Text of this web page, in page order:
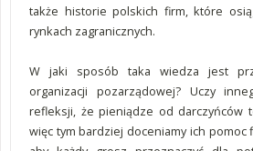
także historie polskich firm, które
rynkach zagranicznych.
W jaki sposób taka wiedza jest
organizacji pozarządowej? Uczy
refleksji, że pieniądze od darczyńców
więc tym bardziej doceniamy ich pomoc